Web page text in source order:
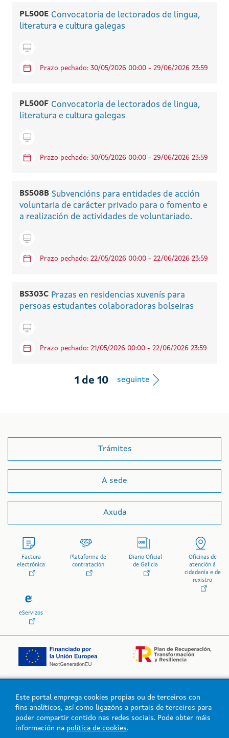
PL500E Convocatoria de lectorados de lingua,
literatura e cultura galegas
Icono telematico
Prazo pechado: 30/05/2026 00:00 - 29/06/2026 23:59
PL500F Convocatoria de lectorados de lingua,
literatura e cultura galegas
Icono telematico
Prazo pechado: 30/05/2026 00:00 - 29/06/2026 23:59
BS508B Subvencións para entidades de acción
voluntaria de carácter privado para o fomento e
a realización de actividades de voluntariado.
Icono telematico
Prazo pechado: 22/05/2026 00:00 - 22/06/2026 23:59
BS303C Prazas en residencias xuvenís para
persoas estudantes colaboradoras bolseiras
Icono telematico
Prazo pechado: 21/05/2026 00:00 - 22/06/2026 23:59
1 de 10 seguinte
Trámites
A sede
Axuda
Factura
electrónica
Plataforma de
contratación
Diario Oficial
de Galicia
Oficinas de
atención á
cidadanía e de
rexistro
eServizos
Logo da Xunta de Galicia
Este portal emprega cookies propias ou de terceiros con
fins analíticos, así como ligazóns a portais de terceiros para
poder compartir contido nas redes sociais. Pode obter máis
información na política de cookies.